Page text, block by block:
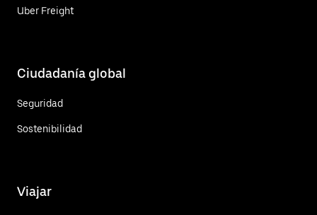
Uber Freight
Ciudadanía global
Seguridad
Sostenibilidad
Viajar